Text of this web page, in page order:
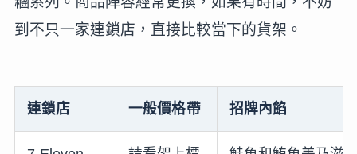
到不只一家連鎖店，直接比較當下的貨架。
連鎖店 一般價格帶 招牌內餡